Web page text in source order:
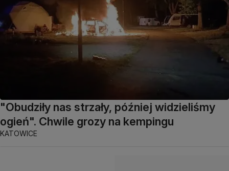
"Obudziły nas strzały, później widzieliśmy
ogień". Chwile grozy na kempingu
KATOWICE